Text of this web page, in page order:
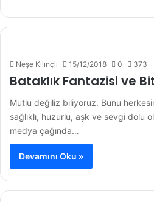
Neşe Kılınçlı 15/12/2018 0 373
Bataklık Fantazisi ve
Mutlu değiliz biliyoruz. Bunu
sağlıklı, huzurlu, aşk ve sevgi dolu
medya çağında…
Devamını Oku »